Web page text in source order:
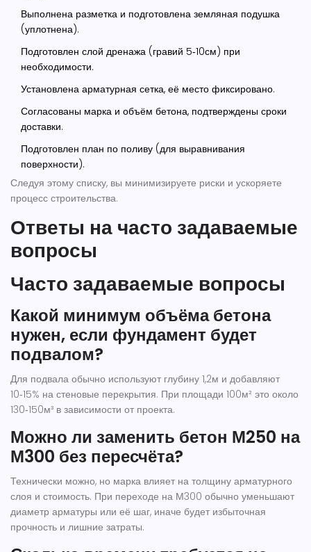
Выполнена разметка и подготовлена земляная подушка
(уплотнена).
Подготовлен слой дренажа (гравий 5‑10см) при
необходимости.
Установлена арматурная сетка, её место фиксировано.
Согласованы марка и объём бетона, подтверждены сроки
доставки.
Подготовлен план по поливу (для выравнивания
поверхности).
Следуя этому списку, вы минимизируете риски и ускоряете
процесс строительства.
Ответы на часто задаваемые
вопросы
Часто задаваемые вопросы
Какой минимум объёма бетона
нужен, если фундамент будет
подвалом?
Для подвала обычно используют глубину 1,2м и добавляют
10‑15% на стеновые перекрытия. При площади 100м² это около
130‑150м³ в зависимости от проекта.
Можно ли заменить бетон М250 на
М300 без пересчёта?
Технически можно, но марка влияет на толщину арматурного
слоя и стоимость. При переходе на М300 обычно уменьшают
диаметр арматуры или её шаг, иначе будет избыточная
прочность и лишние затраты.